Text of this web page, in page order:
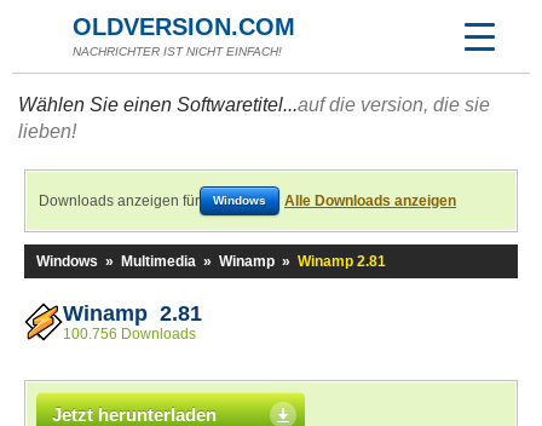
OLDVERSION.COM
NACHRICHTER IST NICHT EINFACH!
Wählen Sie einen Softwaretitel...auf die version, die sie
lieben!
Downloads anzeigen für Windows Alle Downloads anzeigen
Windows » Multimedia » Winamp » Winamp 2.81
Winamp 2.81
100.756 Downloads
Jetzt herunterladen